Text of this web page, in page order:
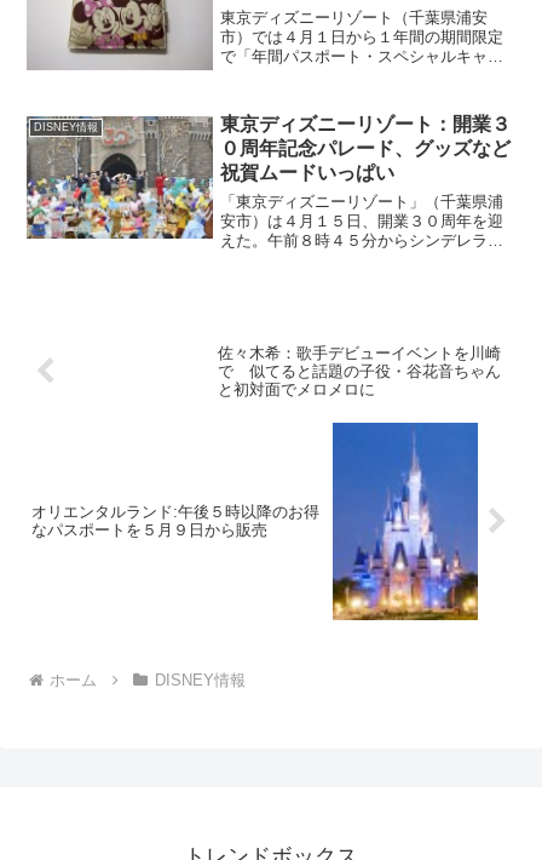
日から１年間の期間限定
東京ディズニーリゾート（千葉県浦安
市）では４月１日から１年間の期間限定
で「年間パスポート・スペシャルキャン
さらに両パークを利用できる２パーク年
間パスポートを作成した人が...
DISNEY情報
東京ディズニーリゾート：開業３
０周年記念パレード、グッズなど
祝賀ムードいっぱい
「東京ディズニーリゾート」（千葉県浦
安市）は４月１５日、開業３０周年を迎
えた。午前８時４５分からシンデレラ城
佐々木希：歌手デビューイベントを川崎
で 似てると話題の子役・谷花音ちゃん
と初対面でメロメロに
オリエンタルランド:午後５時以降のお得
なパスポートを５月９日から販売
ホーム DISNEY情報